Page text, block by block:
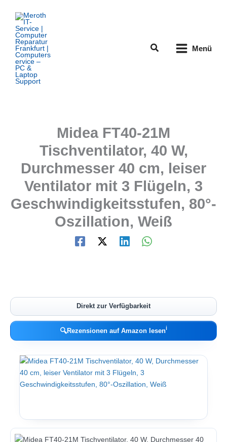
Inhalt
springen
Suchen Menü
Midea FT40-21M
Tischventilator, 40 W,
Durchmesser 40 cm, leiser
Ventilator mit 3 Flügeln, 3
Geschwindigkeitsstufen, 80°-
Oszillation, Weiß
Direkt zur Verfügbarkeit
🔍Rezensionen auf Amazon lesenℹ︎